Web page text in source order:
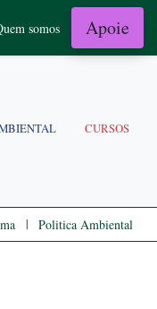
somos Apoie
CURSOS
| Politica Ambiental